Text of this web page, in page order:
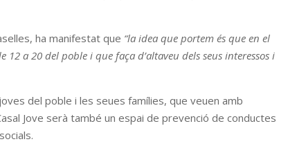
ha manifestat que “la idea que portem és que en el
12 a 20 del poble i que faça d’altaveu dels seus interessos i
del poble i les seues famílies, que veuen amb
Jove serà també un espai de prevenció de conductes